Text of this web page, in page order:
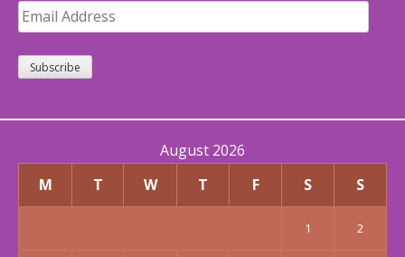
Email
Address
Subscribe
August 2026
M
T W T F S S
1 2